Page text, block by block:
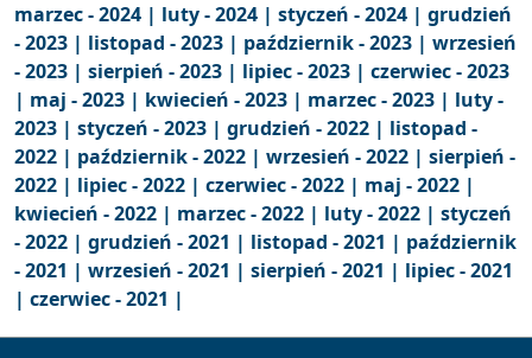
marzec - 2024 | luty - 2024 | styczeń - 2024 | grudzień
- 2023 | listopad - 2023 | październik - 2023 | wrzesień
- 2023 | sierpień - 2023 | lipiec - 2023 | czerwiec - 2023
| maj - 2023 | kwiecień - 2023 | marzec - 2023 | luty -
2023 | styczeń - 2023 | grudzień - 2022 | listopad -
2022 | październik - 2022 | wrzesień - 2022 | sierpień -
2022 | lipiec - 2022 | czerwiec - 2022 | maj - 2022 |
kwiecień - 2022 | marzec - 2022 | luty - 2022 | styczeń
- 2022 | grudzień - 2021 | listopad - 2021 | październik
- 2021 | wrzesień - 2021 | sierpień - 2021 | lipiec - 2021
| czerwiec - 2021 |